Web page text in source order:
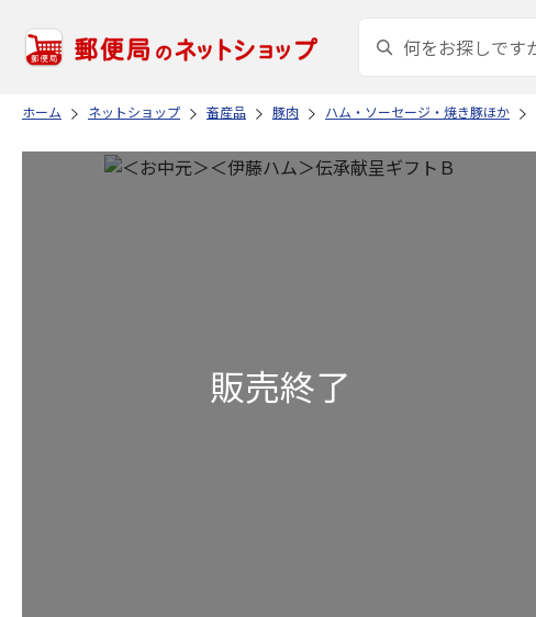
ホーム ネットショップ 畜産品 豚肉 ハム・ソーセージ・焼き豚ほか